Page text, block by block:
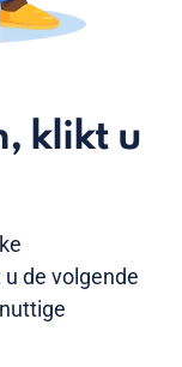
klikt u
de volgende